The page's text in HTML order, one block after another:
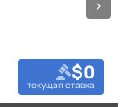
$0
текущая ставка